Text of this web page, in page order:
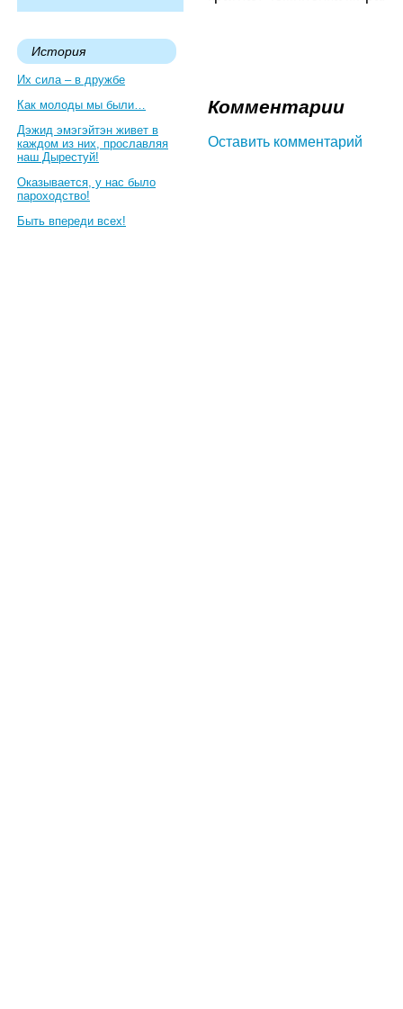
История
Их сила – в дружбе
Как молоды мы были…
Дэжид эмэгэйтэн живет в
каждом из них, прославляя
наш Дырестуй!
Оказывается, у нас было
пароходство!
Быть впереди всех!
Комментарии
Оставить комментарий